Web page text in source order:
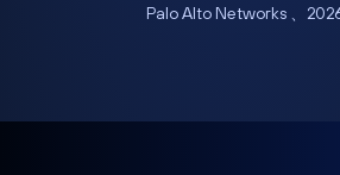
Palo Alto Networks 、